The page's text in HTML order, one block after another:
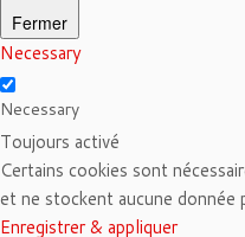
Fermer
Necessary
Necessary
Toujours activé
Certains cookies sont
et ne stockent aucune donnée
Enregistrer & appliquer